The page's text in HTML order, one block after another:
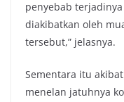
penyebab
diakibatkan oleh
tersebut,” jelasnya.
Sementara itu
menelan jatuhnya